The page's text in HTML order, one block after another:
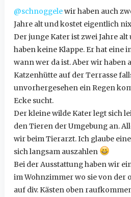
@schnoggelewir haben auch
Jahre alt und kostet eigentlich
Der junge Kater ist zwei Jahre
haben keine Klappe. Er hat eine
wann wer da ist. Aber wir haben
Katzenhütte auf der Terrasse
unvorhergesehen ein Regen
Ecke sucht.
Der kleine wilde Kater legt sich
den Tieren der Umgebung an.
wir beim Tierarzt. Ich glaube
sich langsam auszahlen
Bei der Ausstattung haben wir
im Wohnzimmer wo sie von der
auf div. Kästen oben